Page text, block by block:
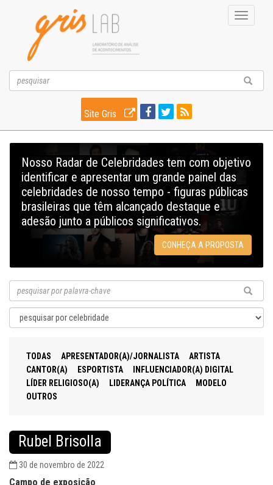
Toggle
Site Gris
Nosso Radar de Celebridades tem com objetivo
identificar e apresentar um grande painel das
celebridades de nosso tempo - figuras públicas
brasileiras que têm alcançado destaque e
adesão junto a públicos significativos.
CONHEÇA A PROPOSTA
TODAS APRESENTADOR(A)/JORNALISTA
ARTISTA
CANTOR(A)
ESPORTISTA
INFLUENCIADOR(A) DIGITAL
LÍDER RELIGIOSO(A)
LIDERANÇA POLÍTICA
MODELO
OUTROS
Rubel Brisolla
30 de novembro de 2022
Campo de exposição